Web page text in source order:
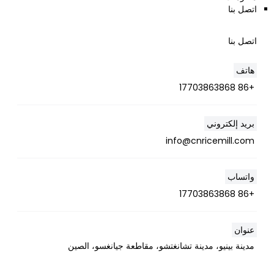
اتصل بنا
اتصل بنا
هاتف
+86 17703863868
بريد إلكتروني
info@cnricemill.com
واتساب
+86 17703863868
عنوان
مدينة بينيو، مدينة تشانغتشو، مقاطعة جيانغسو، الصين